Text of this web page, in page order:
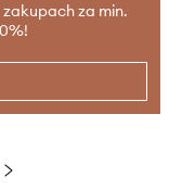
za min.